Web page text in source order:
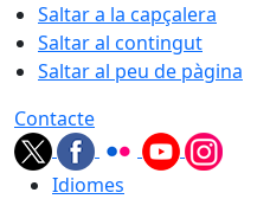
Saltar a la capçalera
Saltar al contingut
Saltar al peu de pàgina
Contacte
Idiomes